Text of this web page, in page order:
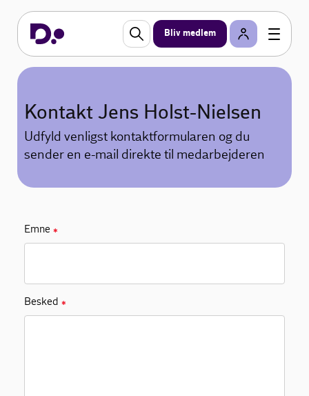
Bliv medlem
Kontakt Jens Holst-Nielsen
Udfyld venligst kontaktformularen og du
sender en e-mail direkte til medarbejderen
Emne ✱
Besked ✱